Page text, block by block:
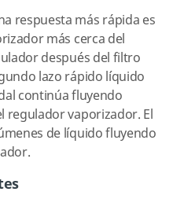
respuesta más rápida es
más cerca del
después del filtro
lazo rápido líquido
continúa fluyendo
regulador vaporizador. El
de líquido fluyendo